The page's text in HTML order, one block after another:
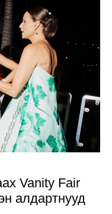
Vanity Fair
алдартнууд